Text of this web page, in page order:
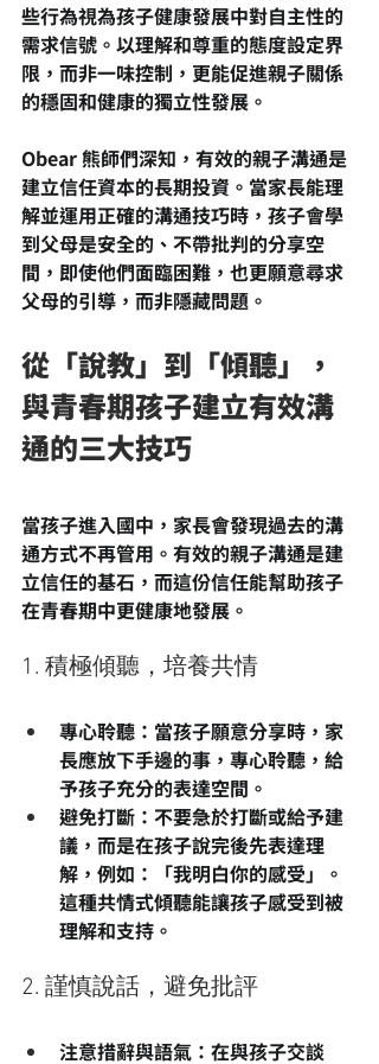
些行為視為孩子健康發展中對自主性的
需求信號。以理解和尊重的態度設定界
限，而非一味控制，更能促進親子關係
的穩固和健康的獨立性發展。
Obear 熊師們深知，有效的親子溝通是
建立信任資本的長期投資。當家長能理
解並運用正確的溝通技巧時，孩子會學
到父母是安全的、不帶批判的分享空
間，即使他們面臨困難，也更願意尋求
父母的引導，而非隱藏問題。
從「說教」到「傾聽」，
與青春期孩子建立有效溝
通的三大技巧
當孩子進入國中，家長會發現過去的溝
通方式不再管用。有效的親子溝通是建
立信任的基石，而這份信任能幫助孩子
在青春期中更健康地發展。
1. 積極傾聽，培養共情
專心聆聽 ：當孩子願意分享時，家
長應放下手邊的事，專心聆聽，給
予孩子充分的表達空間。
避免打斷 ：不要急於打斷或給予建
議，而是在孩子說完後先表達理
解，例如：「我明白你的感受」。
這種共情式傾聽能讓孩子感受到被
理解和支持。
2. 謹慎說話，避免批評
注意措辭與語氣 ：在與孩子交談